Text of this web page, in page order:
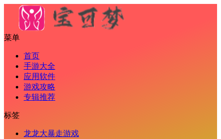
菜单
首页
手游大全
应用软件
游戏攻略
专辑推荐
标签
龙龙大暴走游戏